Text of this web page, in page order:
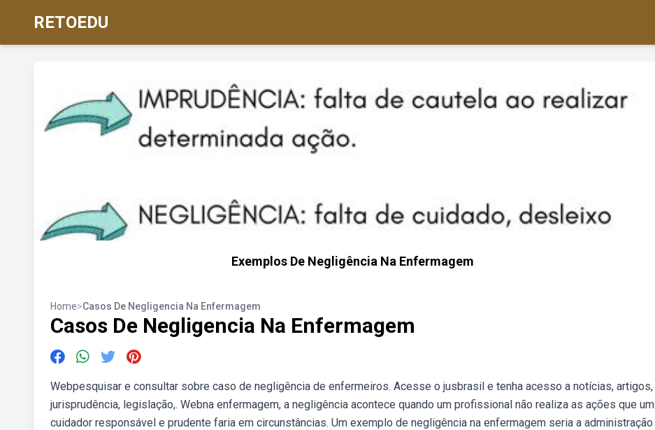
RETOEDU
Exemplos De Negligência Na Enfermagem
Home>Casos De Negligencia Na Enfermagem
Casos De Negligencia Na Enfermagem
Webpesquisar e consultar sobre caso de negligência de enfermeiros. Acesse o jusbrasil e tenha acesso a notícias, artigos,
jurisprudência, legislação,. Webna enfermagem, a negligência acontece quando um profissional não realiza as ações que um
cuidador responsável e prudente faria em circunstâncias. Um exemplo de negligência na enfermagem seria a administração